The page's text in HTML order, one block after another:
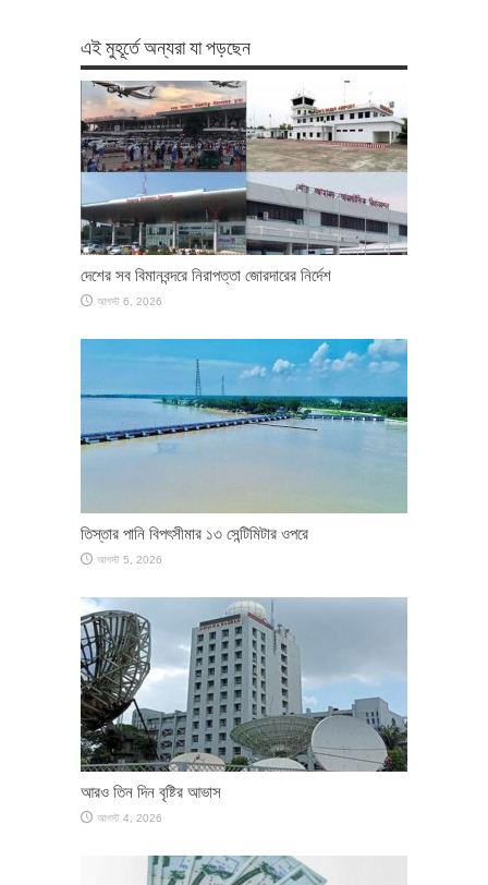
এই মুহূর্তে অন্যরা যা পড়ছেন
দেশের সব বিমানবন্দরে নিরাপত্তা জোরদারের নির্দেশ
আগস্ট 6, 2026
তিস্তার পানি বিপৎসীমার ১৩ সেন্টিমিটার ওপরে
আগস্ট 5, 2026
আরও তিন দিন বৃষ্টির আভাস
আগস্ট 4, 2026